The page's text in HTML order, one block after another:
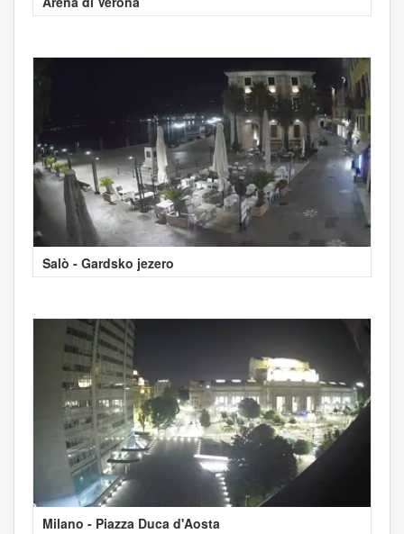
Salò - Gardsko jezero
Milano - Piazza Duca d'Aosta